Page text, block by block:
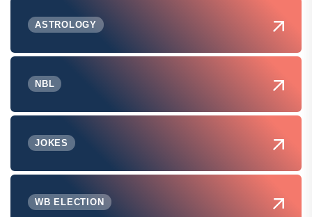
ASTROLOGY
NBL
JOKES
WB ELECTION